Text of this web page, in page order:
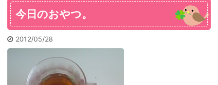
今日のおやつ。
2012/05/28